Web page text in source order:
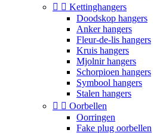
  Kettinghangers
Doodskop hangers
Anker hangers
Fleur-de-lis hangers
Kruis hangers
Mjolnir hangers
Schorpioen hangers
Symbool hangers
Stalen hangers
  Oorbellen
Oorringen
Fake plug oorbellen